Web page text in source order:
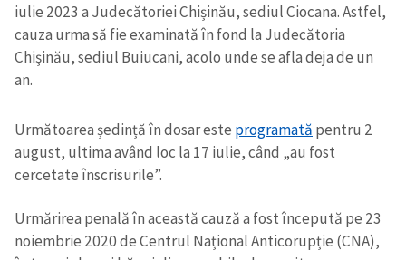
iulie 2023 a Judecătoriei Chișinău, sediul Ciocana. Astfel,
cauza urma să fie examinată în fond la Judecătoria
Chișinău, sediul Buiucani, acolo unde se afla deja de un
an.
Următoarea ședință în dosar este programată pentru 2
august, ultima având loc la 17 iulie, când „au fost
cercetate înscrisurile”.
Urmărirea penală în această cauză a fost începută pe 23
noiembrie 2020 de Centrul Național Anticorupție (CNA),